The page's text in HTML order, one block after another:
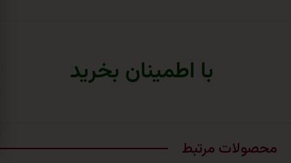
با اطمینان بخرید
محصولات مرتبط